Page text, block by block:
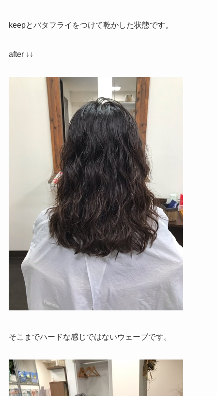
keepとバタフライをつけて乾かした状態です。
after ↓↓
そこまでハードな感じではないウェーブです。